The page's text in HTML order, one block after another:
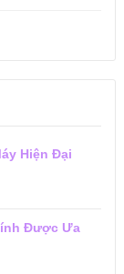
Hiện Đại
Được Ưa